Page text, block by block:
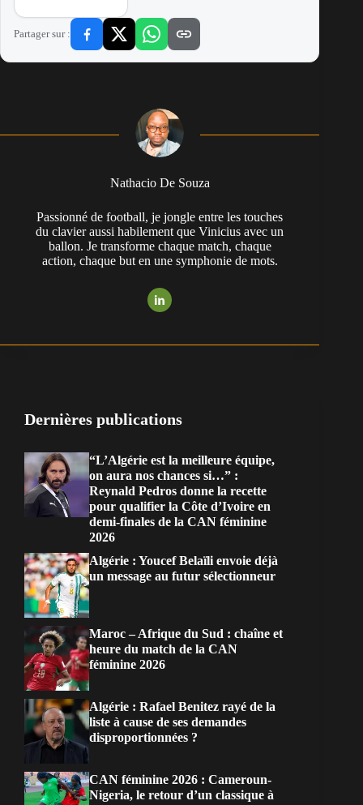
Partager sur :
Nathacio De Souza
Passionné de football, je jongle entre les touches
du clavier aussi habilement que Vinicius avec un
ballon. Je transforme chaque match, chaque
action, chaque but en une symphonie de mots.
Dernières publications
“L’Algérie est la meilleure équipe,
on aura nos chances si…” :
Reynald Pedros donne la recette
pour qualifier la Côte d’Ivoire en
demi-finales de la CAN féminine
2026
Algérie : Youcef Belaïli envoie déjà
un message au futur sélectionneur
Maroc – Afrique du Sud : chaîne et
heure du match de la CAN
féminine 2026
Algérie : Rafael Benitez rayé de la
liste à cause de ses demandes
disproportionnées ?
CAN féminine 2026 : Cameroun-
Nigeria, le retour d’un classique à